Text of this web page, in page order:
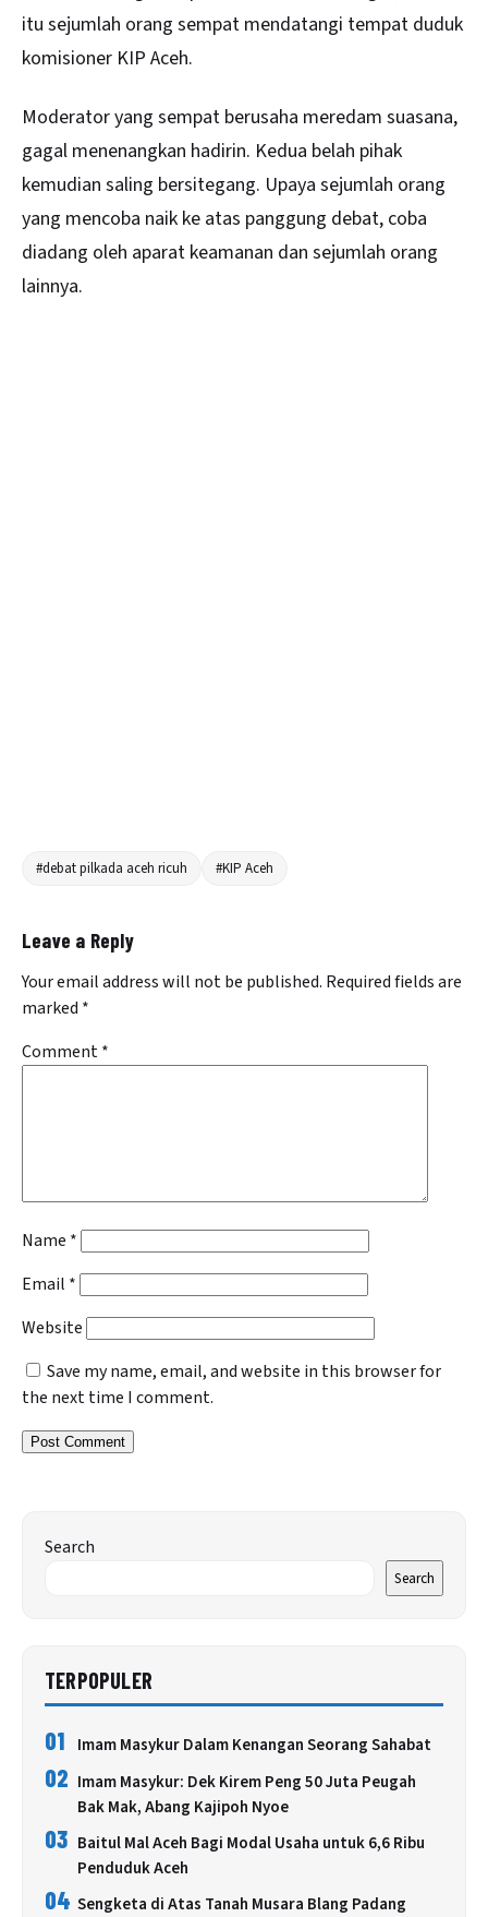
itu sejumlah orang sempat mendatangi tempat duduk
komisioner KIP Aceh.
Moderator yang sempat berusaha meredam suasana,
gagal menenangkan hadirin. Kedua belah pihak
kemudian saling bersitegang. Upaya sejumlah orang
yang mencoba naik ke atas panggung debat, coba
diadang oleh aparat keamanan dan sejumlah orang
lainnya.
#debat pilkada aceh ricuh #KIP Aceh
Leave a Reply
Your email address will not be published. Required fields are
marked *
Comment*
Name *
Email *
Website
Save my name, email, and website in this browser for
the next time I comment.
Search
Search
TERPOPULER
01 Imam Masykur Dalam Kenangan Seorang Sahabat
02 Imam Masykur: Dek Kirem Peng 50 Juta Peugah
Bak Mak, Abang Kajipoh Nyoe
03 Baitul Mal Aceh Bagi Modal Usaha untuk 6,6 Ribu
Penduduk Aceh
04 Sengketa di Atas Tanah Musara Blang Padang